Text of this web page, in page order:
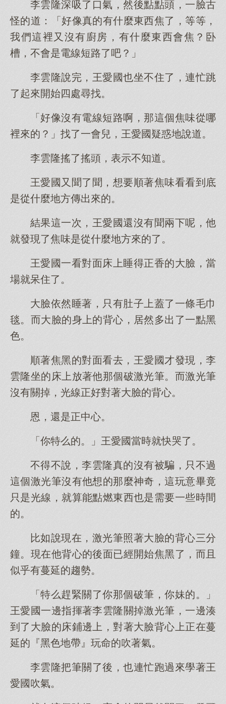
李雲隆深吸了口氣，然後點點頭，一臉古
怪的道：「好像真的有什麼東西焦了，等等，
我們這裡又沒有廚房，有什麼東西會焦？卧
槽，不會是電線短路了吧？」
李雲隆說完，王愛國也坐不住了，連忙跳
了起來開始四處尋找。
「好像沒有電線短路啊，那這個焦味從哪
裡來的？」找了一會兒，王愛國疑惑地說道。
李雲隆搖了搖頭，表示不知道。
王愛國又聞了聞，想要順著焦味看看到底
是從什麼地方傳出來的。
結果這一次，王愛國還沒有聞兩下呢，他
就發現了焦味是從什麼地方來的了。
王愛國一看對面床上睡得正香的大臉，當
場就呆住了。
大臉依然睡著，只有肚子上蓋了一條毛巾
毯。而大臉的身上的背心，居然多出了一點黑
色。
順著焦黑的對面看去，王愛國才發現，李
雲隆坐的床上放著他那個破激光筆。而激光筆
沒有關掉，光線正好對著大臉的背心。
恩，還是正中心。
「你特么的。」王愛國當時就快哭了。
不得不說，李雲隆真的沒有被騙，只不過
這個激光筆沒有他想的那麼神奇，這玩意畢竟
只是光線，就算能點燃東西也是需要一些時間
的。
比如說現在，激光筆照著大臉的背心三分
鐘。現在他背心的後面已經開始焦黑了，而且
似乎有蔓延的趨勢。
「特么趕緊關了你那個破筆，你妹的。」
王愛國一邊指揮著李雲隆關掉激光筆，一邊湊
到了大臉的床鋪邊上，對著大臉背心上正在蔓
延的『黑色地帶』玩命的吹著氣。
李雲隆把筆關了後，也連忙跑過來學著王
愛國吹氣。